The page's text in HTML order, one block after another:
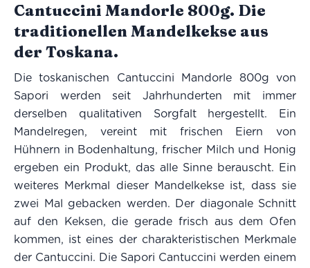
Cantuccini Mandorle 800g. Die
traditionellen Mandelkekse aus
der Toskana.
Die toskanischen Cantuccini Mandorle 800g von
Sapori werden seit Jahrhunderten mit immer
derselben qualitativen Sorgfalt hergestellt. Ein
Mandelregen, vereint mit frischen Eiern von
Hühnern in Bodenhaltung, frischer Milch und Honig
ergeben ein Produkt, das alle Sinne berauscht. Ein
weiteres Merkmal dieser Mandelkekse ist, dass sie
zwei Mal gebacken werden. Der diagonale Schnitt
auf den Keksen, die gerade frisch aus dem Ofen
kommen, ist eines der charakteristischen Merkmale
der Cantuccini. Die Sapori Cantuccini werden einem